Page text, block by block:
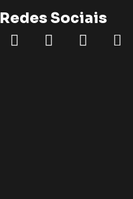
Redes Sociais